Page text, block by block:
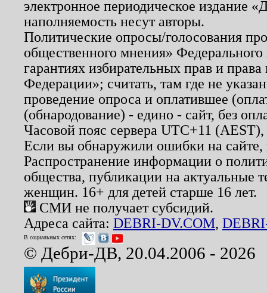
электронное периодическое издание
наполняемость несут авторы.
Политические опросы/голосования
общественного мнения»
гарантиях избирательных прав и
Федерации»; считать, там где не
проведение опроса и оплатившее
(обнародование) - едино - сайт, без
Часовой пояс сервера UTC+11
Если вы обнаружили ошибки на
Распространение информации о
общества, публикации на актуальные
женщин. 16+ для детей старше 16 лет.
СМИ не получает субсидий.
Адреса сайта: DEBRI-DV.COM,
В социальных сетях:
© Дебри-ДВ, 20.04.2006 - 2026